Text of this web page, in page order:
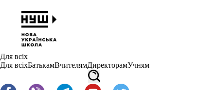
Для всіх
Для всіхБатькамВчителямДиректорамУчням